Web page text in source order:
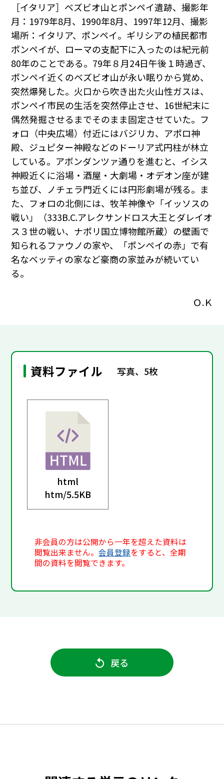
［イタリア］ベズビオ山とポンペイ遺跡、撮影年
月：1979年8月、1990年8月、1997年12月、撮影
場所：イタリア、ポンペイ。ギリシアの植民都市
ポンペイが、ローマの支配下に入ったのは紀元前
80年のことである。79年８月24日午後１時過ぎ、
ポンペイ近くのベズビオ山が永い眠りから覚め、
突然爆発した。火口から吹き出た火山性ガスは、
ポンペイ市民の生活を突然停止させ、16世紀末に
偶然発掘させるまでそのまま固定させていた。フ
ォロ（中央広場）付近にはバジリカ、アポロ神
殿、ジュピター神殿などのドーリア式円柱が林立
している。アボンダンツァ通りを進むと、イシス
神殿近くに浴場・酒屋・大劇場・オデオン座が建
ち並び、ノチェラ門近くには円形劇場が残る。ま
た、フォロの北側には、牧羊神像や「イッソスの
戦い」（333B.C.アレクサンドロス大王とダレイオ
ス３世の戦い、ナポリ国立博物館所蔵）の壁画で
知られるファウノの家や、「ポンペイの赤」で有
名なベッティの家など豪商の家並みが続いてい
る。
Ｏ.Ｋ
資料ファイル 写真、5枚
html
htm/5.5KB
非会員の方は公開から一年を超えた資料は
閲覧出来ません。会員登録をすると、全期
間の資料を閲覧できます。
戻る